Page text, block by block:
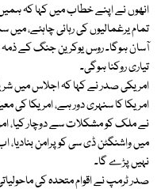
تمام یرغمالیوں کی رہائی چاہئے،
آسان ہوگا۔ روس یوکرین جنگ کے ذمہ
تیاری روکنا ہوگی۔
امریکی صدر نے کہا کہ اجلاس میں
امریکا کا سنہری دور ہے، امریکا کی
میں واشنگٹن ڈی سی کو پرامن
نہیں پڑے گا۔
صدر ٹرمپ نے اقوام متحدہ کی